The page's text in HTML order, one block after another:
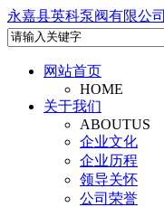
永嘉县英科泵阀有限公司
网站首页
HOME
关于我们
ABOUTUS
企业文化
企业历程
领导关怀
公司荣誉